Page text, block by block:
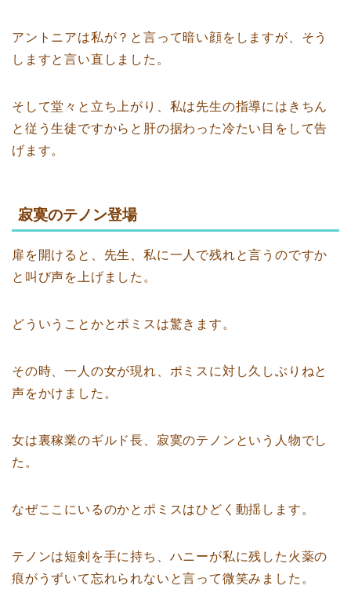
アントニアは私が？と言って暗い顔をしますが、そう
しますと言い直しました。
そして堂々と立ち上がり、私は先生の指導にはきちん
と従う生徒ですからと肝の据わった冷たい目をして告
げます。
寂寞のテノン登場
扉を開けると、先生、私に一人で残れと言うのですか
と叫び声を上げました。
どういうことかとポミスは驚きます。
その時、一人の女が現れ、ポミスに対し久しぶりねと
声をかけました。
女は裏稼業のギルド長、寂寞のテノンという人物でし
た。
なぜここにいるのかとポミスはひどく動揺します。
テノンは短剣を手に持ち、ハニーが私に残した火薬の
痕がうずいて忘れられないと言って微笑みました。